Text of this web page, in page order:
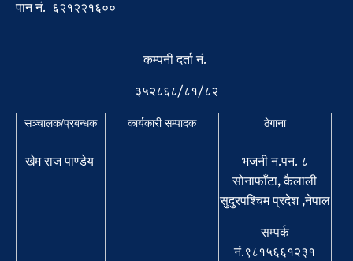
पान नं. ६२१२२१६००
कम्पनी दर्ता नं.
३५२८६८/८१/८२
सञ्चालक/प्रबन्धक
खेम राज पाण्डेय
कार्यकारी सम्पादक ठेगाना
भजनी न.पन. ८
सोनाफाँटा, कैलाली
सुदुरपश्चिम प्रदेश ,नेपाल
सम्पर्क
नं.९८१५६६१२३१